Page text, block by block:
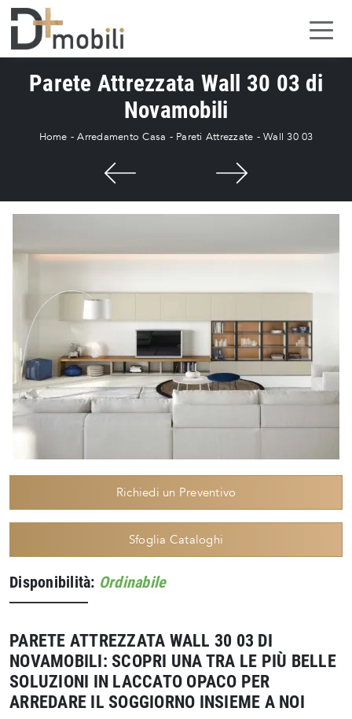
Parete Attrezzata Wall 30 03 di
Novamobili
Home -Arredamento Casa - Pareti Attrezzate - Wall 30 03
Richiedi un Preventivo
Sfoglia Cataloghi
Disponibilità: Ordinabile
PARETE ATTREZZATA WALL 30 03 DI
NOVAMOBILI: SCOPRI UNA TRA LE PIÙ BELLE
SOLUZIONI IN LACCATO OPACO PER
ARREDARE IL SOGGIORNO INSIEME A NOI